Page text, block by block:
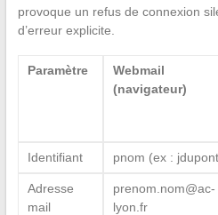
provoque un refus de connexion
d’erreur explicite.
Paramètre
Webmail
(navigateur)
Identifiant pnom (ex :
Adresse
mail
prenom.nom@ac-
lyon.fr